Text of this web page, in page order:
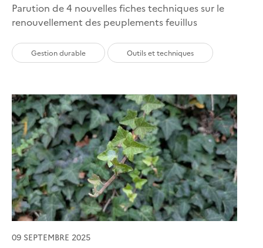
Parution de 4 nouvelles fiches techniques sur le
renouvellement des peuplements feuillus
Gestion durable Outils et techniques
09 SEPTEMBRE 2025